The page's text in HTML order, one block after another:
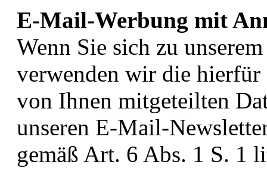
E-Mail-Werbung mit
Wenn Sie sich zu
verwenden wir die hierfür
von Ihnen mitgeteilten
unseren E-Mail-
gemäß Art. 6 Abs. 1 S. 1